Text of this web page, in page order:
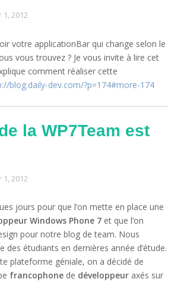
1, 2012
votre applicationBar qui change selon le
vous trouvez ? Je vous invite à lire cet
comment réaliser cette
blog.daily-dev.com/?p=174#more-174
la WP7Team est
1, 2012
jours pour que l’on mette en place une
Windows Phone 7et que l’on
pour notre blog de team. Nous
des étudiants en dernières année d’étude.
plateforme géniale, on a décidé de
francophone de développeuraxés sur